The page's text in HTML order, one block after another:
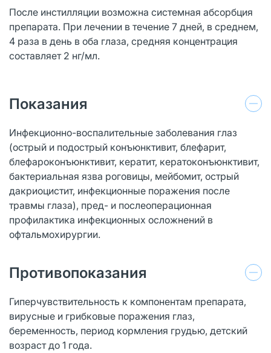
После инстилляции возможна системная абсорбция
препарата. При лечении в течение 7 дней, в среднем,
4 раза в день в оба глаза, средняя концентрация
составляет 2 нг/мл.
Показания
Инфекционно-воспалительные заболевания глаз
(острый и подострый конъюнктивит, блефарит,
блефароконъюнктивит, кератит, кератоконъюнктивит,
бактериальная язва роговицы, мейбомит, острый
дакриоцистит, инфекционные поражения после
травмы глаза), пред- и послеоперационная
профилактика инфекционных осложнений в
офтальмохирургии.
Противопоказания
Гиперчувствительность к компонентам препарата,
вирусные и грибковые поражения глаз,
беременность, период кормления грудью, детский
возраст до 1 года.